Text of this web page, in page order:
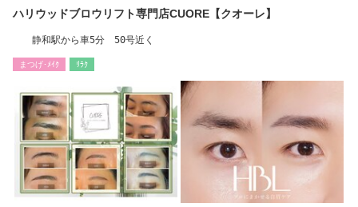
ハリウッドブロウリフト専門店CUORE【クオーレ】
静和駅から車5分 50号近く
まつげ･ﾒｲｸ ﾘﾗｸ